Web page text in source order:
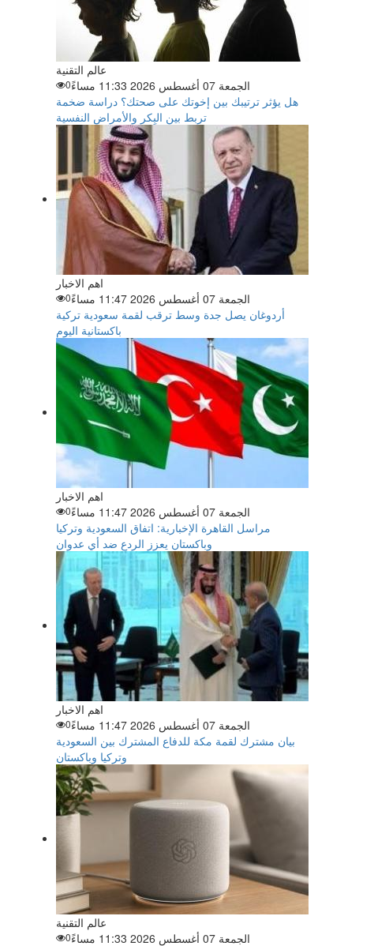
عالم التقنية
الجمعة 07 أغسطس 2026 11:33 مساءً
0
هل يؤثر ترتيبك بين إخوتك على صحتك؟ دراسة ضخمة
تربط بين البِكر والأمراض النفسية
اهم الاخبار
الجمعة 07 أغسطس 2026 11:47 مساءً
0
أردوغان يصل جدة وسط ترقب لقمة سعودية تركية
باكستانية اليوم
اهم الاخبار
الجمعة 07 أغسطس 2026 11:47 مساءً
0
مراسل القاهرة الإخبارية: اتفاق السعودية وتركيا
وباكستان يعزز الردع ضد أي عدوان
اهم الاخبار
الجمعة 07 أغسطس 2026 11:47 مساءً
0
بيان مشترك لقمة مكة للدفاع المشترك بين السعودية
وتركيا وباكستان
عالم التقنية
الجمعة 07 أغسطس 2026 11:33 مساءً
0